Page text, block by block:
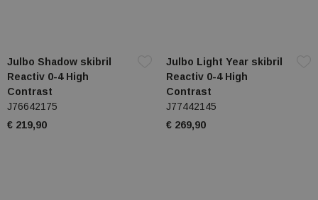
Julbo Shadow skibril
Reactiv 0-4 High
Contrast
J76642175
€ 219,90
Julbo Light Year skibril
Reactiv 0-4 High
Contrast
J77442145
€ 269,90